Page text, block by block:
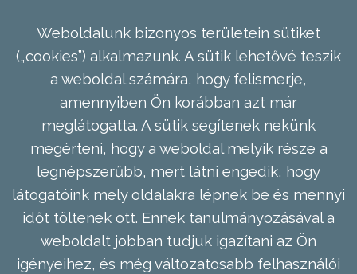
Weboldalunk bizonyos területein sütiket
(„cookies”) alkalmazunk. A sütik lehetővé teszik
a weboldal számára, hogy felismerje,
amennyiben Ön korábban azt már
meglátogatta. A sütik segítenek nekünk
megérteni, hogy a weboldal melyik része a
legnépszerűbb, mert látni engedik, hogy
látogatóink mely oldalakra lépnek be és mennyi
időt töltenek ott. Ennek tanulmányozásával a
weboldalt jobban tudjuk igazítani az Ön
igényeihez, és még változatosabb felhasználói